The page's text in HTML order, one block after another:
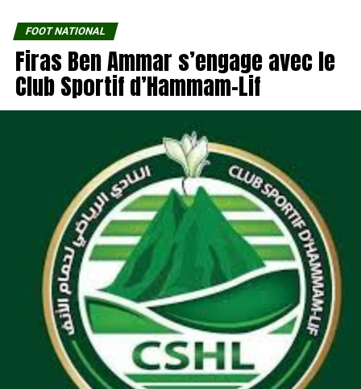
FOOT NATIONAL
Firas Ben Ammar s’engage avec le
Club Sportif d’Hammam-Lif